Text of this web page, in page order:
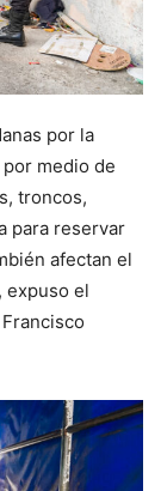
por la
medio de
troncos,
para reservar
afectan el
expuso el